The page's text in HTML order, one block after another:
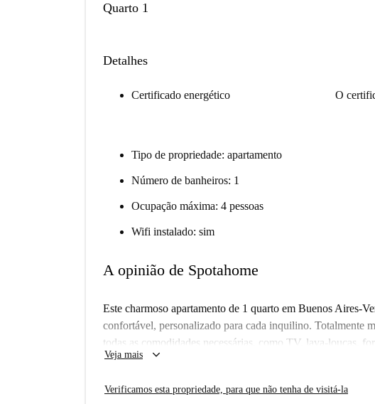
Quarto 1
Detalhes
Certificado energético O
Tipo de propriedade: apartamento
Número de banheiros: 1
Ocupação máxima: 4 pessoas
Wifi instalado: sim
A opinião de Spotahome
Este charmoso apartamento de 1 quarto em Buenos Aires-
confortável, personalizado para cada inquilino. Totalmente
todas as comodidades necessárias, como TV, lava-louças,
vida tranquila com contas incluídas e limpeza periódica
Veja mais keyboard_arrow_down
Verificamos esta propriedade, para que não tenha de visitá-la